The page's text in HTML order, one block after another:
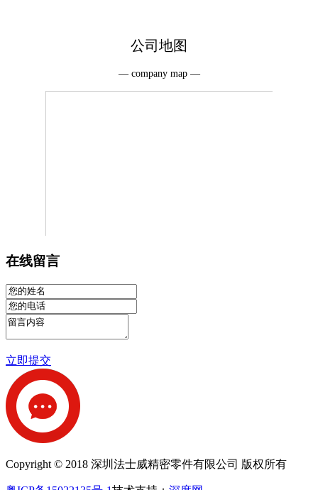
公司地图
— company map —
在线留言
立即提交
Copyright © 2018 深圳法士威精密零件有限公司 版权所有